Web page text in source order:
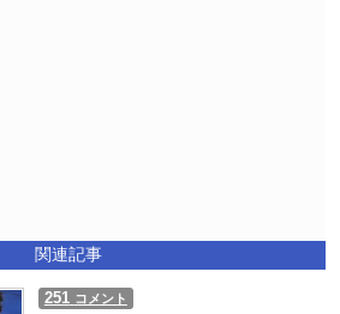
関連記事
251 コメント